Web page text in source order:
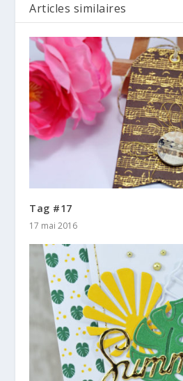
Articles similaires
Tag #17
17 mai 2016